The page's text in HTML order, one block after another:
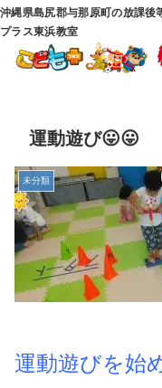
沖縄県島尻郡与那原町の放課
プラス東浜教室
運動遊び😛😛
未分類
運動遊びを始